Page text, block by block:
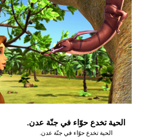
الحية تخدع حوّاء في جنّة عدن.
الحية تخدع حوّاء في جنّة عدن.